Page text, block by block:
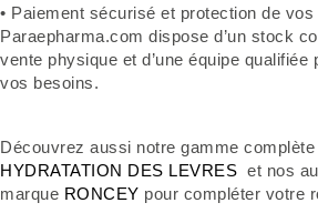
• Paiement sécurisé et protection de vos
Paraepharma.com dispose d’un stock
vente physique et d’une équipe qualifiée
vos besoins.
Découvrez aussi notre gamme complète
HYDRATATION DES LEVRES et nos
marque RONCEY pour compléter votre